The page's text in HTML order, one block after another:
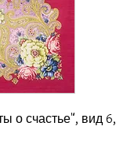
о счастье", вид 6,